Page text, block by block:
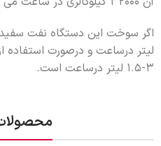
لیتر درساعت و درصورت
3-1.5 لیتر درساعت است.